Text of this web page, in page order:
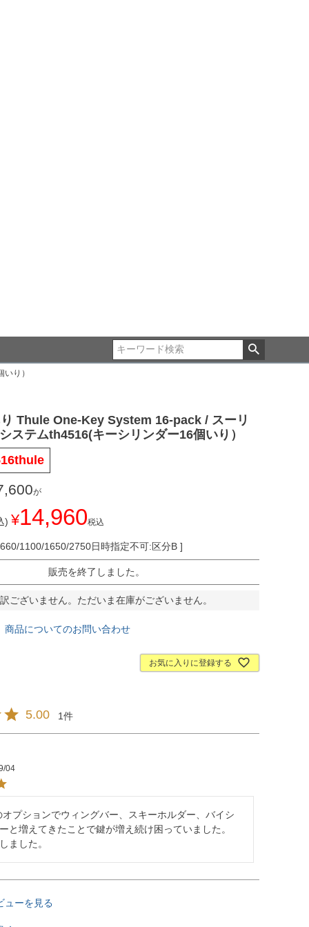
り）
Thule One-Key System 16-pack / スーリ
ステムth4516(キーシリンダー16個いり）
が
) ¥14,960税込
660/1100/1650/2750日時指定不可:区分B
販売を終了しました。
ございません。ただいま在庫がございません。
商品についてのお問い合わせ
お気に入りに登録する
5.00 1
04
オプションでウィングバー、スキーホルダー、バイシ
と増えてきたことで鍵が増え続け困っていました。
ました。
ューを見る